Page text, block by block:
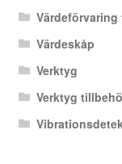
Värdeskåp
Verktyg
Verktyg